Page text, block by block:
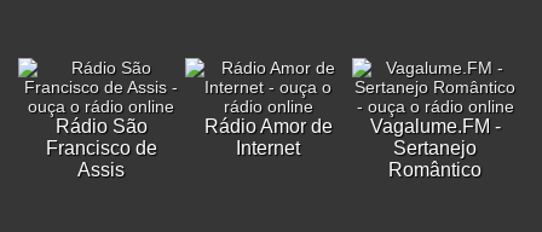
Rádio São
Francisco de
Assis
Rádio Amor de
Internet
Vagalume.FM -
Sertanejo
Romântico